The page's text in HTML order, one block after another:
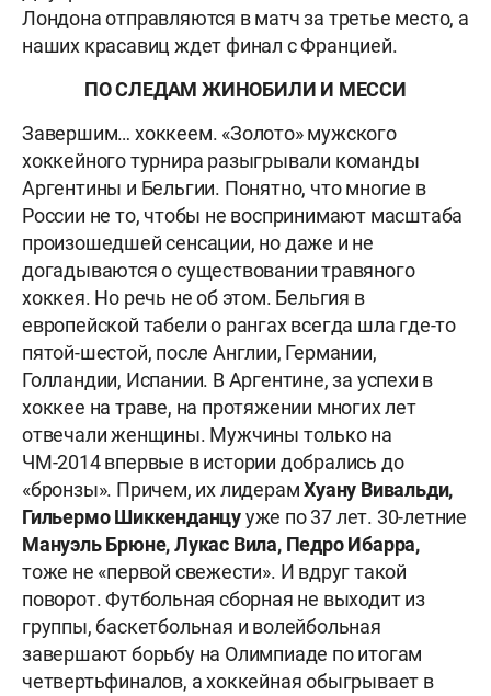
Лондона отправляются в матч за третье место, а
наших красавиц ждет финал с Францией.
ПО СЛЕДАМ ЖИНОБИЛИ И МЕССИ
Завершим… хоккеем. «Золото» мужского
хоккейного турнира разыгрывали команды
Аргентины и Бельгии. Понятно, что многие в
России не то, чтобы не воспринимают масштаба
произошедшей сенсации, но даже и не
догадываются о существовании травяного
хоккея. Но речь не об этом. Бельгия в
европейской табели о рангах всегда шла где-то
пятой-шестой, после Англии, Германии,
Голландии, Испании. В Аргентине, за успехи в
хоккее на траве, на протяжении многих лет
отвечали женщины. Мужчины только на
ЧМ-2014 впервые в истории добрались до
«бронзы». Причем, их лидерамХуану Вивальди,
Гильермо Шиккенданцууже по 37 лет. 30-летние
Мануэль Брюне, Лукас Вила, Педро Ибарра,
тоже не «первой свежести». И вдруг такой
поворот. Футбольная сборная не выходит из
группы, баскетбольная и волейбольная
завершают борьбу на Олимпиаде по итогам
четвертьфиналов, а хоккейная обыгрывает в